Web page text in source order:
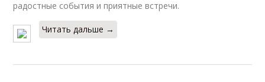
радостные события и приятные встречи.
Читать дальше →